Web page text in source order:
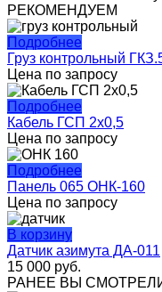
РЕКОМЕНДУЕМ
Подробнее
Груз контрольный
Цена по запросу
Подробнее
Кабель ГСП 2х0,5
Цена по запросу
Подробнее
Панель 065 ОНК-160
Цена по запросу
В корзину
Датчик азимута ДА-011
15 000 руб.
РАНЕЕ ВЫ